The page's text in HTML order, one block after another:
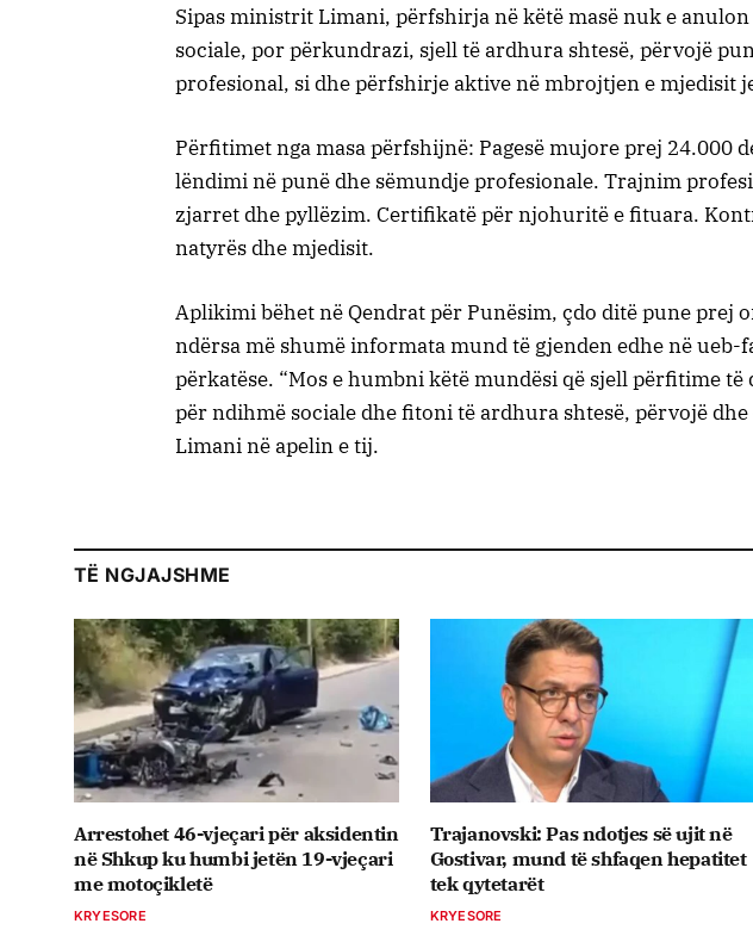
Sipas ministrit Limani, përfshirja në këtë masë nuk e
sociale, por përkundrazi, sjell të ardhura shtesë, përvojë
profesional, si dhe përfshirje aktive në mbrojtjen e mjedisit
Përfitimet nga masa përfshijnë: Pagesë mujore prej 24.000
lëndimi në punë dhe sëmundje profesionale. Trajnim
zjarret dhe pyllëzim. Certifikatë për njohuritë e fituara.
natyrës dhe mjedisit.
Aplikimi bëhet në Qendrat për Punësim, çdo ditë pune prej
ndërsa më shumë informata mund të gjenden edhe në ueb-
përkatëse. “Mos e humbni këtë mundësi që sjell përfitime
për ndihmë sociale dhe fitoni të ardhura shtesë, përvojë
Limani në apelin e tij.
TË NGJAJSHME
Arrestohet 46-vjeçari për aksidentin
në Shkup ku humbi jetën 19-vjeçari
me motoçikletë
KRYESORE
Trajanovski: Pas ndotjes së ujit në
Gostivar, mund të shfaqen hepatitet
tek qytetarët
KRYESORE